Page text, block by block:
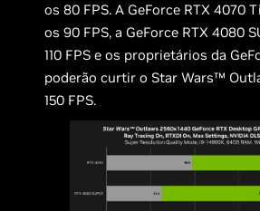
os 80 FPS. A GeForce RTX 4070
os 90 FPS, a GeForce RTX 4080
110 FPS e os proprietários da
poderão curtir o Star Wars™
150 FPS.